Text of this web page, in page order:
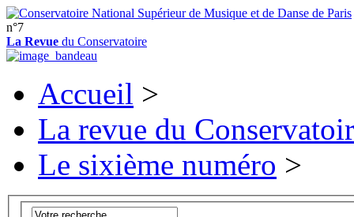
n°7
La Revue du Conservatoire
Accueil >
La revue du
Le sixième numéro >